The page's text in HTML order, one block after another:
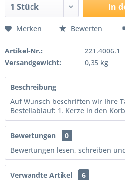
In
Merken Bewerten
Artikel-Nr.:
221.4006.1
Versandgewicht:
0,35 kg
Beschreibung
Auf Wunsch beschriften wir Ihre
Bestellablauf: 1. Kerze in den
Bewertungen
0
Bewertungen lesen, schreiben
Verwandte Artikel 6